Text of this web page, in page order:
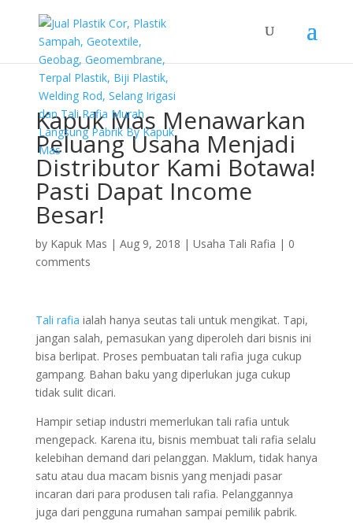
Kapuk Mas Menawarkan
Peluang Usaha Menjadi
Distributor Kami Botawa!
Pasti Dapat Income
Besar!
by Kapuk Mas | Aug 9, 2018 | Usaha Tali Rafia | 0
comments
Tali rafia ialah hanya seutas tali untuk mengikat. Tapi,
jangan salah, pemasukan yang diperoleh dari bisnis ini
bisa berlipat. Proses pembuatan tali rafia juga cukup
gampang. Bahan baku yang diperlukan juga cukup
tidak sulit dicari.
Hampir setiap industri memerlukan tali rafia untuk
mengepack. Karena itu, bisnis membuat tali rafia selalu
kelebihan demand dari pelanggan. Maklum, tidak hanya
satu atau dua macam bisnis yang menjadi pasar
incaran dari para produsen tali rafia. Pelanggannya
juga dari pengguna rumahan sampai pemilik pabrik.